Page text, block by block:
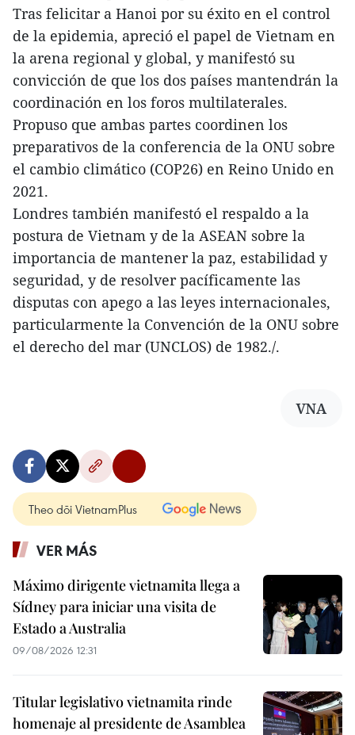
Tras felicitar a Hanoi por su éxito en el control
de la epidemia, apreció el papel de Vietnam en
la arena regional y global, y manifestó su
convicción de que los dos países mantendrán la
coordinación en los foros multilaterales.
Propuso que ambas partes coordinen los
preparativos de la conferencia de la ONU sobre
el cambio climático (COP26) en Reino Unido en
2021.
Londres también manifestó el respaldo a la
postura de Vietnam y de la ASEAN sobre la
importancia de mantener la paz, estabilidad y
seguridad, y de resolver pacíficamente las
disputas con apego a las leyes internacionales,
particularmente la Convención de la ONU sobre
el derecho del mar (UNCLOS) de 1982./.
VNA
Theo dõi VietnamPlus
VER MÁS
Máximo dirigente vietnamita llega a
Sídney para iniciar una visita de
Estado a Australia
09/08/2026 12:31
Titular legislativo vietnamita rinde
homenaje al presidente de Asamblea